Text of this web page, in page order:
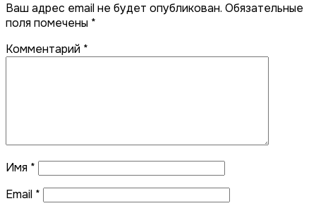
Ваш адрес email не будет опубликован. Обязательные
поля помечены *
Комментарий *
Имя *
Email *